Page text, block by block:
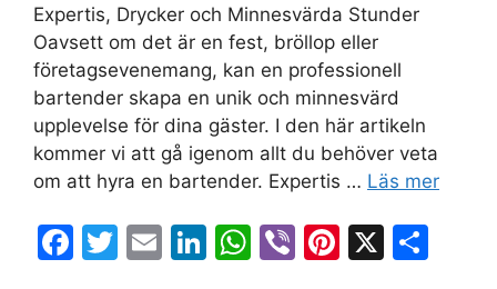
Expertis, Drycker och Minnesvärda Stunder
Oavsett om det är en fest, bröllop eller
företagsevenemang, kan en professionell
bartender skapa en unik och minnesvärd
upplevelse för dina gäster. I den här artikeln
kommer vi att gå igenom allt du behöver veta
om att hyra en bartender. Expertis … Läs mer
F
T
E
Li W Vi Pi X